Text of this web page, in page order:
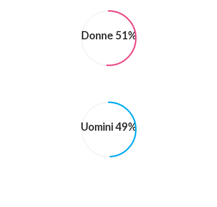
Donne 51%
Uomini 49%